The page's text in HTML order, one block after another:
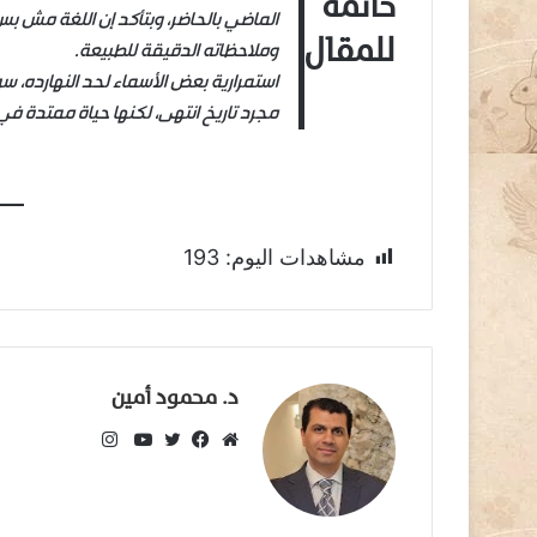
خاتمة
للمقال
الماضي بالحاضر، وبتأكد إن اللغة مش
وملاحظاته الدقيقة للطبيعة.
استمرارية بعض الأسماء لحد
مجرد تاريخ انتهى، لكنها حياة ممتدة
مشاهدات اليوم: 193
د. محمود أمين